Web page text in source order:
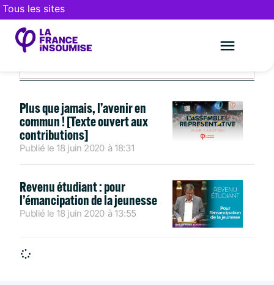
Tous les sites
JUIN 18, 2020
Plus que jamais, l’avenir en
commun ! [Texte ouvert aux
contributions]
Publié le 18 juin 2020 à 18:31
Revenu étudiant : pour
l’émancipation de la jeunesse
Publié le 18 juin 2020 à 13:55